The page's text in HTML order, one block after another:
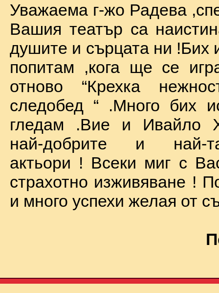
Уважаема г-жо Радева
Вашия театър са
душите и сърцата ни !Бих
попитам ,кога ще се
отново “Крехка
следобед “ .Много бих
гледам .Вие и Ивайло
най-добрите и най-
актьори ! Всеки миг с
страхотно изживяване !
и много успехи желая от